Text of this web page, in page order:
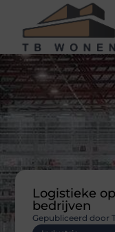
Logistieke
bedrijven
Gepubliceerd door